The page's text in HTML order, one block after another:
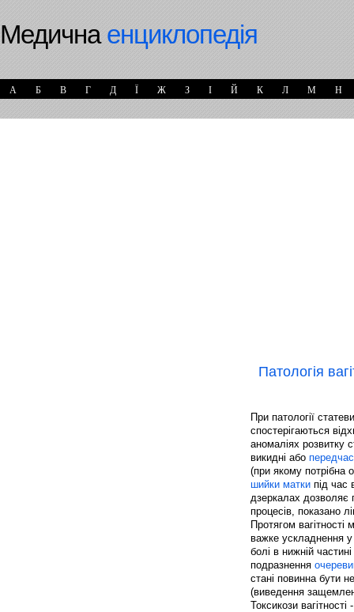
Медичнаенциклопедія
А Б В Г Д Ї Ж З І Й К Л М Н
Патологія
При патології
спостерігаються
аномаліях розвитку
викидні або
(при якому потрібна
шийки матки під час
дзеркалах дозволяє
процесів, показано
Протягом
важке ускладнення
болі в нижній
подразнення
стані повинна бути
(виведення
Токсикози